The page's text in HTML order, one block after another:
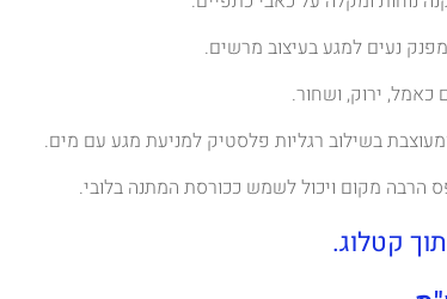
ירוק, ושחור.
בשילוב רגליות פלסטיק למניעת מגע עם מים.
הרבה מקום ויכול לשמש ככורסת המתנה בלובי.
קטלוג.